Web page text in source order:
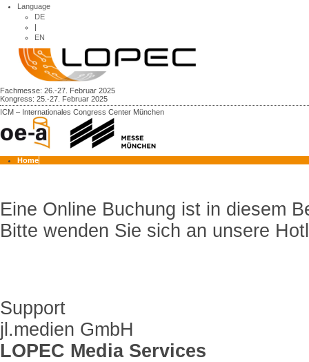
Language
DE
|
EN
Fachmesse: 26.-27. Februar 2025
Kongress: 25.-27. Februar 2025
ICM – Internationales Congress Center München
Home
Eine Online Buchung ist in diesem
Bitte wenden Sie sich an unsere
Support
jl.medien GmbH
LOPEC Media Services